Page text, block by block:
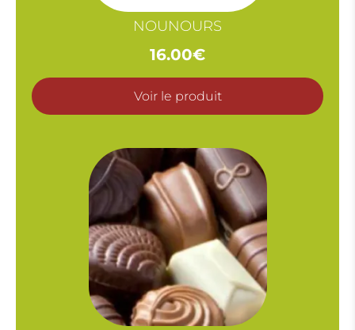
NOUNOURS
16.00€
Voir le produit